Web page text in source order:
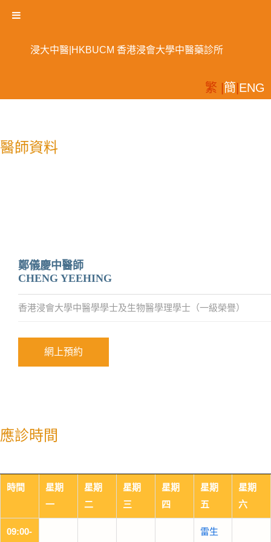
醫師資料
鄭儀慶中醫師
CHENG YEEHING
香港浸會大學中醫學學士及生物醫學理學士（一級榮譽）
網上預約
應診時間
時間
星期
一
星期
二
星期
三
星期
四
星期
五
星期
六
09:00- 雷生
浸大中醫|HKBUCM 香港浸會大學中醫藥診所
繁 | 簡 ENG